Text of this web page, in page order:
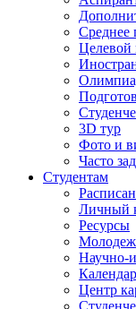
Среднее
Целевой
3D тур
Фото и
Часто
Студентам
Личный
Ресурсы
Научно-
Центр